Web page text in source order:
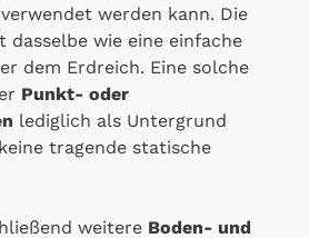
verwendet werden kann. Die
wie eine einfache
dem Erdreich. Eine solche
Punkt- oder
lediglich als Untergrund
tragende statische
weitere Boden- und